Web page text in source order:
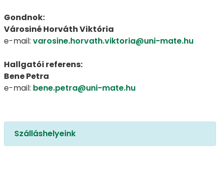
Gondnok:
Városiné Horváth Viktória
e-mail: varosine.horvath.viktoria@uni-mate.hu
Hallgatói referens:
Bene Petra
e-mail: bene.petra@uni-mate.hu
Szálláshelyeink